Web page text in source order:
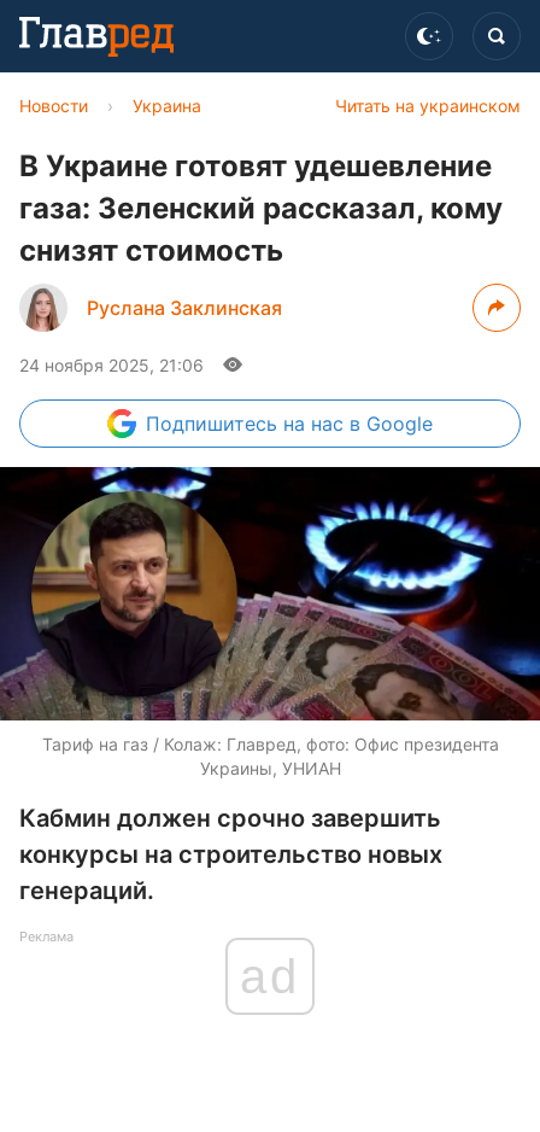
Читать на украинском
Новости › Украина
В Украине готовят удешевление
газа: Зеленский рассказал, кому
снизят стоимость
Руслана Заклинская
24 ноября 2025, 21:06
Подпишитесь на нас в Google
Тариф на газ / Колаж: Главред, фото: Офис президента
Украины, УНИАН
Кабмин должен срочно завершить
конкурсы на строительство новых
генераций.
Реклама
ad